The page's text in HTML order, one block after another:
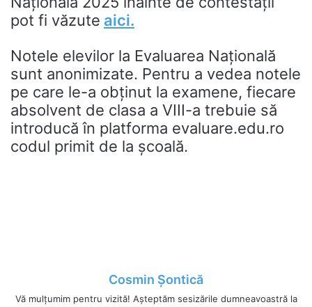
pot fi văzute aici.
Notele elevilor la Evaluarea Națională
sunt anonimizate. Pentru a vedea notele
pe care le-a obținut la examene, fiecare
absolvent de clasa a VIII-a trebuie să
introducă în platforma evaluare.edu.ro
codul primit de la școală.
Cosmin Șontică
Vă mulțumim pentru vizită! Așteptăm sesizările dumneavoastră la